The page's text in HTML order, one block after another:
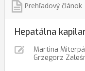
Prehľadový článok
Hepatálna
Martina
Grzegorz